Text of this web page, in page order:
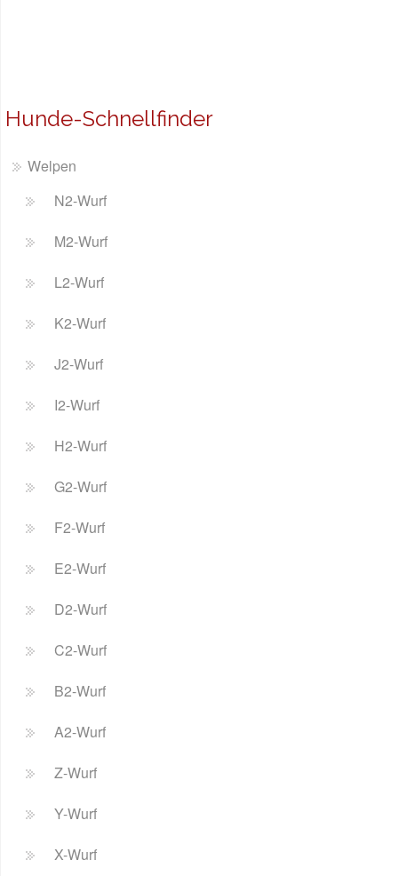
Hunde-Schnellfinder
Welpen
N2-Wurf
M2-Wurf
L2-Wurf
K2-Wurf
J2-Wurf
I2-Wurf
H2-Wurf
G2-Wurf
F2-Wurf
E2-Wurf
D2-Wurf
C2-Wurf
B2-Wurf
A2-Wurf
Z-Wurf
Y-Wurf
X-Wurf